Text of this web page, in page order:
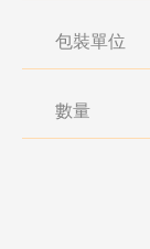
包裝單位
數量